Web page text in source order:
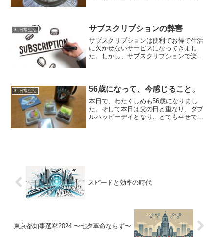
できます。娘にはまだまだ子供でいてほ
しいです。
3. 日常生活 サブスクリプションの弊害
サブスクリプションは便利でお得で生活
に欠かせないサービスになってきまし
た。しかし、サブスクリプションで楽し
お金出して購入したコンテンツは大事に
して、ゆっくりと味わいます。
3. 日常生活 56歳になって、今感じること。
本日で、わたくしめも56歳になりまし
た。そして本日は父の日と重なり、ダブ
ルハッピーデイとなり、とても幸せです
スピードと効率の時代
東京都知事選挙2024 〜七夕革命ならず〜